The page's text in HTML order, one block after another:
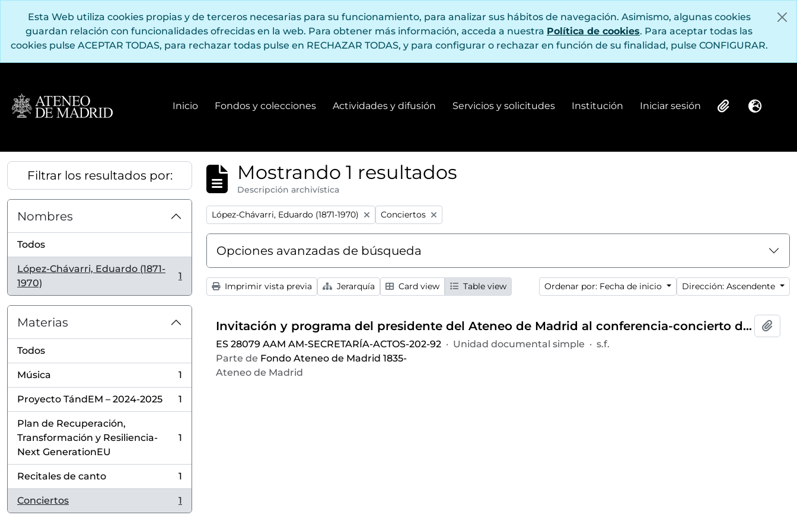
Esta Web utiliza cookies propias y de terceros necesarias para su funcionamiento, para analizar sus hábitos de navegación. Asimismo, algunas cookies
guardan relación con funcionalidades ofrecidas en la web. Para obtener más información, acceda a nuestra Política de cookies. Para aceptar todas las
cookies pulse ACEPTAR TODAS, para rechazar todas pulse en RECHAZAR TODAS, y para configurar o rechazar en función de su finalidad, pulse CONFIGURAR.
Inicio Fondos y colecciones
Fondos y colecciones
Actividades y difusión
Actividades y difusión
Servicios y solicitudes Institución
Institución
Iniciar sesión
Iniciar sesión ClipboardIdioma
Filtrar los resultados por:
Nombres
Todos
López-Chávarri, Eduardo (1871-
1970)
, 1 resultados
1
Materias
Todos
Música
, 1 resultados
1
Proyecto TándEM – 2024-2025
, 1 resultados
1
Plan de Recuperación,
Transformación y Resiliencia-
Next GenerationEU
, 1 resultados
1
Recitales de canto
, 1 resultados
1
Conciertos
, 1 resultados
1
Mostrando 1 resultados
Descripción archivística
Remove filter:
López-Chávarri, Eduardo (1871-1970) Remove filter:
Conciertos
Opciones avanzadas de búsqueda
Imprimir vista previa Jerarquía Card view Table view Ordenar por: Fecha de inicio Dirección: Ascendente
Invitación y programa del presidente del Ateneo de Madrid al conferencia-concierto dentro del ciclo
ES 28079 AAM AM-SECRETARÍA-ACTOS-202-92 · Unidad documental simple · s.f.
Parte de Fondo Ateneo de Madrid 1835-
Ateneo de Madrid